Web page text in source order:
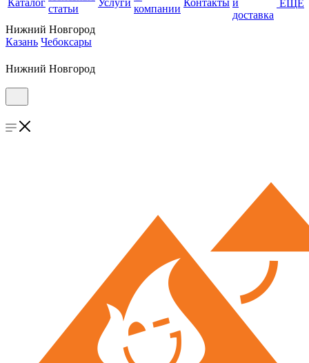
Каталог
статьи
Услуги
компании
Контакты и
доставка
ЕЩЕ
Нижний Новгород
Казань Чебоксары
Нижний Новгород